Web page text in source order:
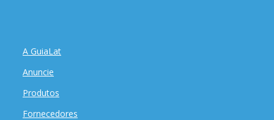
A GuiaLat
Anuncie
Produtos
Fornecedores